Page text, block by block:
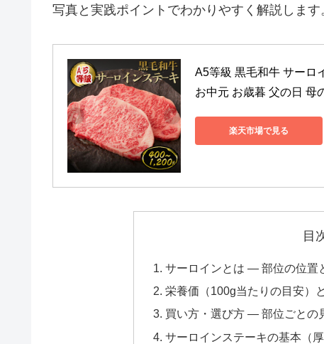
写真と実践ポイントでわかりやすく解説します
A5等級 黒毛和牛 サーロ
お中元 お歳暮 父の日 母
楽天市場で見る
目
サーロインとは — 部位の位置
栄養価（100g当たりの目安）
買い方・選び方 — 部位ごとの
サーロインステーキの基本（